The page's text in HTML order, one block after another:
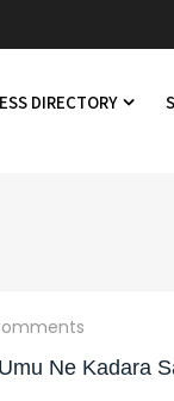
DIRECTORY
Ne Kadara